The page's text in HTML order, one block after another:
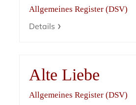
Allgemeines Register (DSV)
Details
Alte Liebe
Allgemeines Register (DSV)